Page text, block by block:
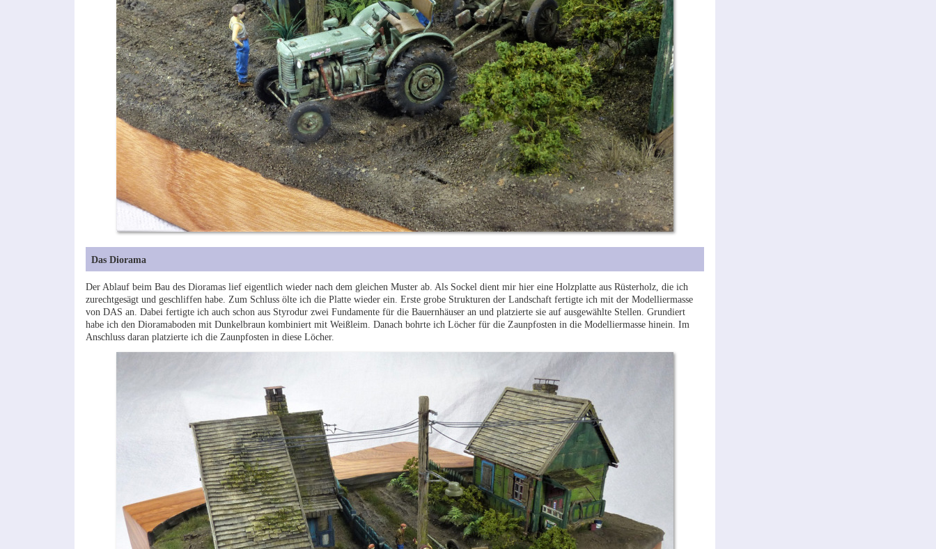
Das Diorama
Der Ablauf beim Bau des Dioramas lief eigentlich wieder nach dem gleichen Muster ab. Als Sockel dient mir hier eine Holzplatte aus Rüsterholz, die ich
zurechtgesägt und geschliffen habe. Zum Schluss ölte ich die Platte wieder ein. Erste grobe Strukturen der Landschaft fertigte ich mit der Modelliermasse
von DAS an. Dabei fertigte ich auch schon aus Styrodur zwei Fundamente für die Bauernhäuser an und platzierte sie auf ausgewählte Stellen. Grundiert
habe ich den Dioramaboden mit Dunkelbraun kombiniert mit Weißleim. Danach bohrte ich Löcher für die Zaunpfosten in die Modelliermasse hinein. Im
Anschluss daran platzierte ich die Zaunpfosten in diese Löcher.